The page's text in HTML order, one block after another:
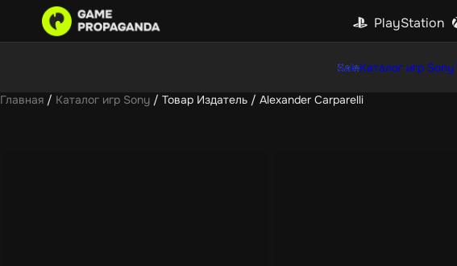
PlayStation
SaleКаталог игр Sony
Главная / Каталог игр Sony / Товар Издатель / Alexander Carparelli